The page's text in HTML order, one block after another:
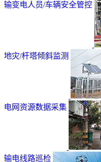
输变电人员/车辆安全管控
地灾/杆塔倾斜监测
电网资源数据采集
输电线路巡检